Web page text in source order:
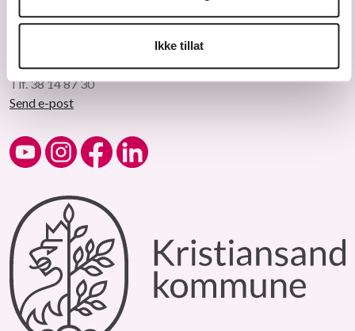
Ikke tillat
Tlf. 38 14 87 30
Send e-post